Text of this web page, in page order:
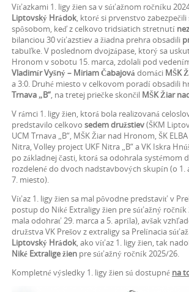
Víťazkami 1. ligy žien sa v súťažnom ročníku
Liptovský Hrádok, ktoré si prvenstvo
spôsobom, keď z celkovo tridsiatich stretnutí
bilanciou 30 víťazstiev a žiadna prehra obsadili
tabuľke. V poslednom dvojzápase, ktorý sa
Hronom v sobotu 15. marca, zdolali pod
Vladimír Vyšný – Miriam Čabajová domáci MŠK
a 3:0. Druhé miesto v celkovom poradí obsadili
Trnava „B“, na tretej priečke skončil MŠK Žiar
V rámci 1. ligy žien, ktorá bola realizovaná
predstavilo celkovo sedem družstiev(ŠKM
UCM Trnava „B“, MŠK Žiar nad Hronom, ŠK
Nitra, Volley project UKF Nitra „B“ a VK Iskra
po základnej časti, ktorá sa odohrala systémom
rozdelené do dvoch nadstavbových skupín (o 1.
7. miesto).
Víťaz 1. ligy žien sa mal pôvodne predstaviť v
postup do Niké Extraligy žien pre súťažný ročník
mala odohrať 29. marca a 5. apríla), avšak
družstva VK Prešov z extraligy sa Prelínacia
Liptovský Hrádok, ako víťaz 1. ligy žien, tak
Niké Extralige žienpre súťažný ročník 2025/26.
Kompletné výsledky 1. ligy žien sú dostupné na